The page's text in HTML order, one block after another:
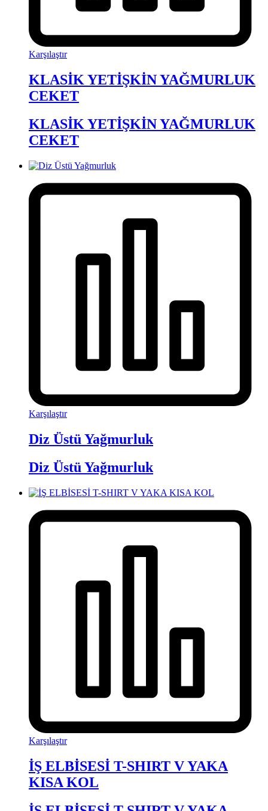
Karşılaştır
KLASİK YETİŞKİN YAĞMURLUK
CEKET
KLASİK YETİŞKİN YAĞMURLUK
CEKET
Karşılaştır
Diz Üstü Yağmurluk
Diz Üstü Yağmurluk
Karşılaştır
İŞ ELBİSESİ T-SHIRT V YAKA
KISA KOL